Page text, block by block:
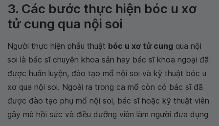
3. Các bước thực hiện bóc u xơ
tử cung qua nội soi
Người thực hiện phẫu thuật bóc u xơ tử cung qua nội
soi là bác sĩ chuyên khoa sản hay bác sĩ khoa ngoại đã
được huấn luyện, đào tạo mổ nội soi và kỹ thuật bóc u
xơ qua nội soi. Ngoài ra trong ca mổ còn có bác sĩ đã
được đào tạo phụ mổ nội soi, bác sĩ hoặc kỹ thuật viên
gây mê hồi sức và điều dưỡng viên làm người đưa dụng